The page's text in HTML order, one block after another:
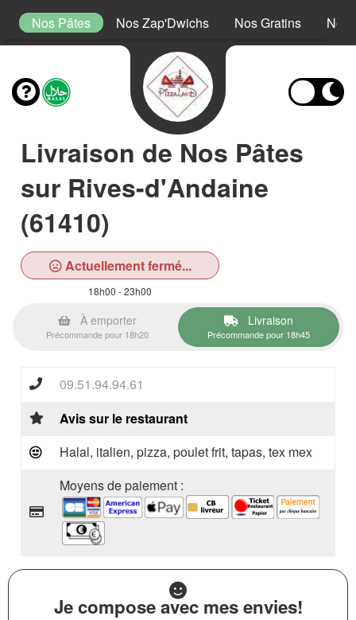
Nos Pâtes Nos Zap'Dwichs Nos Gratins Nos
Livraison de Nos Pâtes
sur Rives-d'Andaine
(61410)
Actuellement fermé...
18h00 - 23h00
À emporter
Précommande pour 18h20
Livraison
Précommande pour 18h45
09.51.94.94.61
Avis sur le restaurant
Halal, italien, pizza, poulet frit, tapas, tex mex
Moyens de paiement :
Je compose avec mes envies!